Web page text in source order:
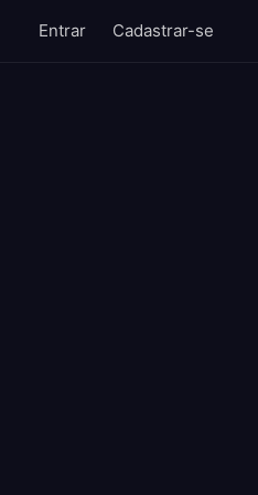
Entrar Cadastrar-se